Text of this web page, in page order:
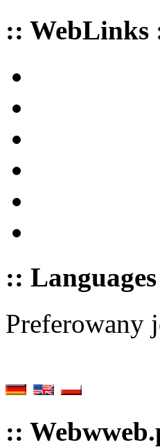
:: WebLinks
::
Preferowany
::